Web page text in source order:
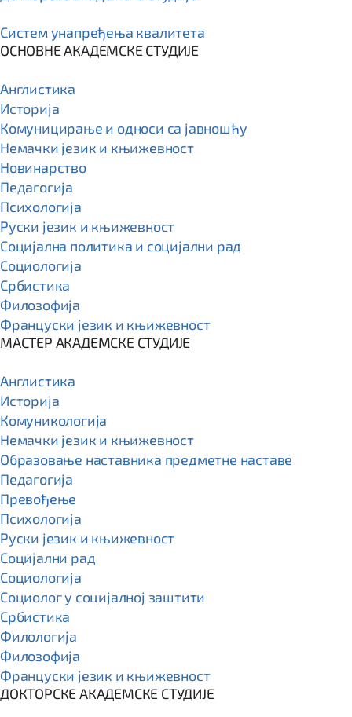
Систем унапређења квалитета
ОСНОВНЕ АКАДЕМСКЕ СТУДИЈЕ
Англистика
Историја
Комуницирање и односи са јавношћу
Немачки језик и књижевност
Новинарство
Педагогија
Психологија
Руски језик и књижевност
Социјална политика и социјални рад
Социологија
Србистика
Филозофија
Француски језик и књижевност
МАСТЕР АКАДЕМСКЕ СТУДИЈЕ
Англистика
Историја
Комуникологија
Немачки језик и књижевност
Образовање наставника предметне наставе
Педагогија
Превођење
Психологија
Руски језик и књижевност
Социјални рад
Социологија
Социолог у социјалној заштити
Србистика
Филологија
Филозофија
Француски језик и књижевност
ДОКТОРСКЕ АКАДЕМСКЕ СТУДИЈЕ